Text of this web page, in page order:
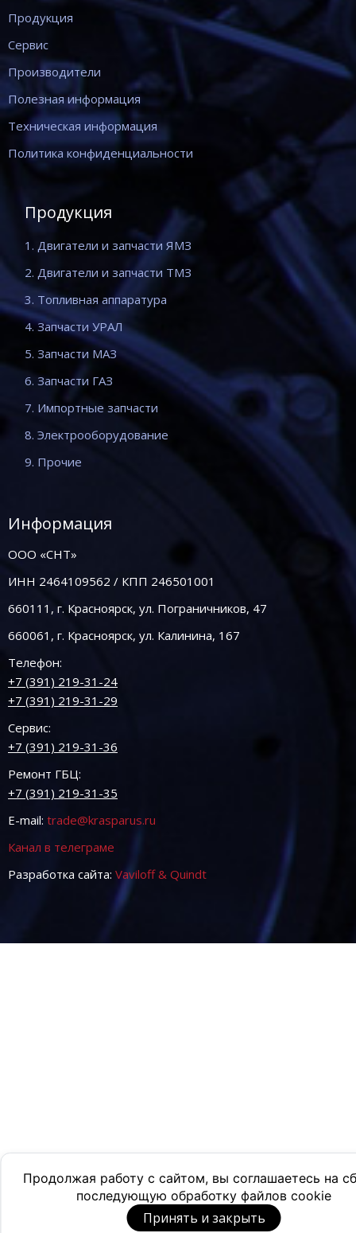
Продолжая работу с сайтом, вы соглашаетесь на
последующую обработку файлов cookie
Принять и закрыть
Продукция
Сервис
Производители
Полезная информация
Техническая информация
Политика конфиденциальности
Продукция
1. Двигатели и запчасти ЯМЗ
2. Двигатели и запчасти ТМЗ
3. Топливная аппаратура
4. Запчасти УРАЛ
5. Запчасти МАЗ
6. Запчасти ГАЗ
7. Импортные запчасти
8. Электрооборудование
9. Прочие
Информация
ООО «СНТ»
ИНН 2464109562 / КПП 246501001
660111, г. Красноярск, ул. Пограничников, 47
660061, г. Красноярск, ул. Калинина, 167
Телефон:
+7 (391) 219-31-24
+7 (391) 219-31-29
Сервис:
+7 (391) 219-31-36
Ремонт ГБЦ:
+7 (391) 219-31-35
E-mail: trade@krasparus.ru
Канал в телеграме
Разработка сайта: Vaviloff & Quindt